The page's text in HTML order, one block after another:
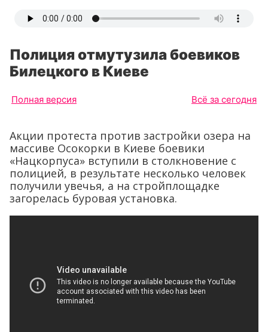
Полиция отмутузила боевиков
Билецкого в Киеве
Полная версия Всё за сегодня
Акции протеста против застройки озера на
массиве Осокорки в Киеве боевики
«Нацкорпуса» вступили в столкновение с
полицией, в результате несколько человек
получили увечья, а на стройплощадке
загорелась буровая установка.